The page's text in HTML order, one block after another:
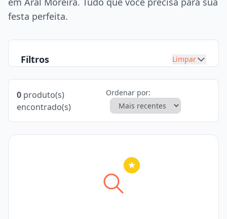
Festa na mesa
Mesas e cadeiras
DJ
festa perfeita.
Filtros Limpar
0 produto(s)
encontrado(s)
Ordenar por: